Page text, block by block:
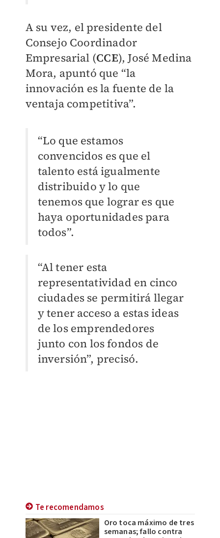
A su vez, el presidente del
Consejo Coordinador
Empresarial (CCE), José Medina
Mora, apuntó que “la
innovación es la fuente de la
ventaja competitiva”.
“Lo que estamos
convencidos es que el
talento está igualmente
distribuido y lo que
tenemos que lograr es que
haya oportunidades para
todos”.
“Al tener esta
representatividad en cinco
ciudades se permitirá llegar
y tener acceso a estas ideas
de los emprendedores
junto con los fondos de
inversión”, precisó.
Te recomendamos
Oro toca máximo de tres
semanas; fallo contra